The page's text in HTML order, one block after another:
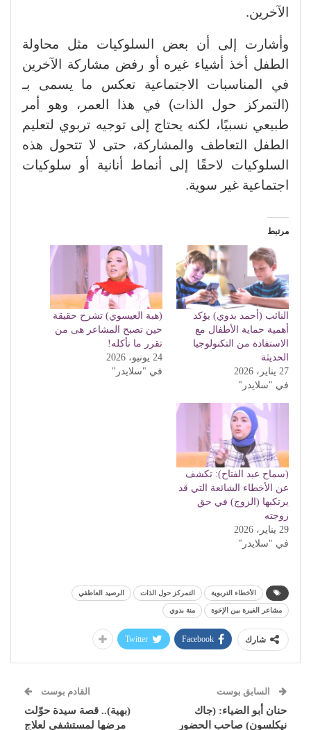
الآخرين.
وأشارت إلى أن بعض السلوكيات مثل محاولة
الطفل أخذ أشياء غيره أو رفض مشاركة الآخرين
في المناسبات الاجتماعية تعكس ما يسمى بـ
(التمركز حول الذات) في هذا العمر، وهو أمر
طبيعي نسبيًا، لكنه يحتاج إلى توجيه تربوي لتعليم
الطفل التعاطف والمشاركة، حتى لا تتحول هذه
السلوكيات لاحقًا إلى أنماط أنانية أو سلوكيات
اجتماعية غير سوية.
مرتبط
النائب (أحمد بدوي) يؤكد
أهمية حماية الأطفال مع
الاستفادة من التكنولوجيا
الحديثة
27 يناير، 2026
في "سلايدر"
(هبة العيسوي) تشرح حقيقة
حين تصبح المشاعر هى من
تقرر ما نأكله!
24 يونيو، 2026
في "سلايدر"
(سماح عبد الفتاح): تكشف
عن الأخطاء الشائعة التي قد
يرتكبها (الزوج) في حق
زوجته
29 يناير، 2026
في "سلايدر"
الأخطاء التربوية التمركز حول الذات الرصيد العاطفي
مشاعر الغيرة بين الإخوة منة بدوي
شارك Facebook
Twitter
السابق بوست
حنان أبو الضياء: (جاك
نيكلسون) صاحب الحضور
القادم بوست
(بهية).. قصة سيدة حوّلت
مرضها لمستشفى لعلاج